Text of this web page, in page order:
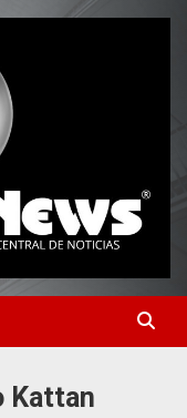
Kattan